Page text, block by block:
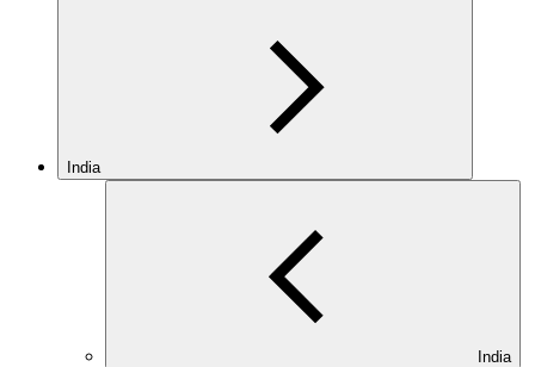
India
India